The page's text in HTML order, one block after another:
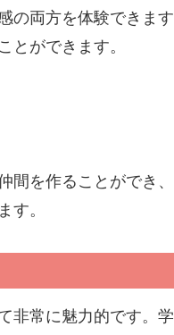
の両方を体験できま
とができます。
間を作ることができ
す。
非常に魅力的です。